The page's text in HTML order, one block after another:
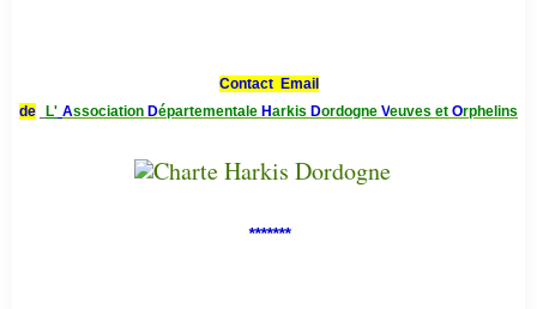
Contact Email
de L' Association Départementale Harkis Dordogne Veuves et Orphelins
*******